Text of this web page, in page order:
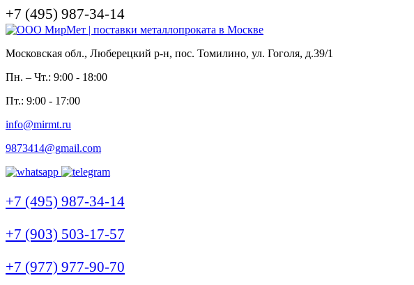
+7 (495) 987-34-14
Московская обл., Люберецкий р-н, пос. Томилино, ул. Гоголя, д.39/1
Пн. – Чт.: 9:00 - 18:00
Пт.: 9:00 - 17:00
info@mirmt.ru
9873414@gmail.com
+7 (495) 987-34-14
+7 (903) 503-17-57
+7 (977) 977-90-70